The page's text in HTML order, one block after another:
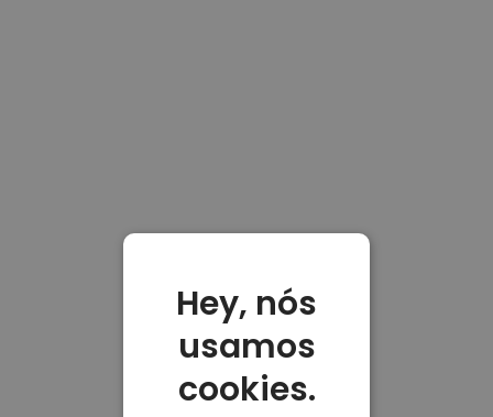
Hey, nós
usamos
cookies.